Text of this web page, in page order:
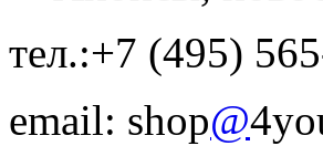
тел.:+7 (495)
email: shop@